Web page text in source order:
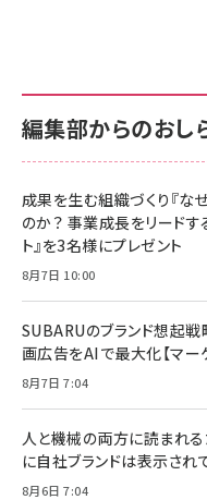
￥880
anan(
スペシャ
￥1,100
anan(ア
￥880
ママ投資
組織の成
￥1,980
サポート
NIMASO
すい ガ
2枚セッ
￥1,599
￥6,980
全ワイヤ
技術基準
￥5,990
サポート
Amazon
￥5,000
Anker
Pro/Air
￥1,890
サッポロ
ル ケー
編集部からのおし
成果を生む組織づくり『
のか？ 事業成長をリードす
ト』を3名様にプレゼント
8月7日 10:00
SUBARUのブランド想起戦
画広告をAIで最大化【マー
8月7日 7:04
人と機械の両方に読まれる
に自社ブランドは表示され
8月6日 7:04